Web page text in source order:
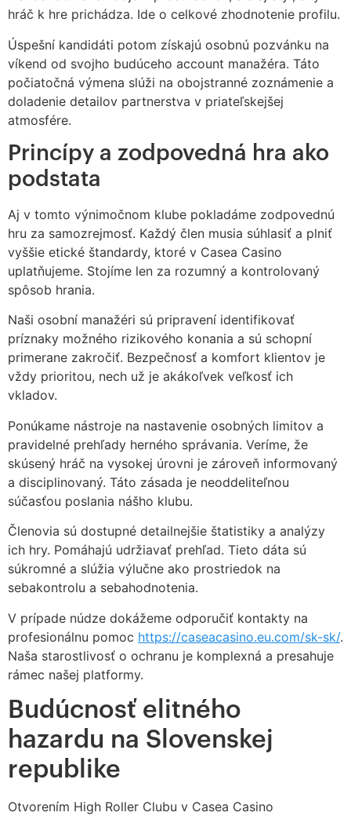
hráč k hre prichádza. Ide o celkové zhodnotenie profilu.
Úspešní kandidáti potom získajú osobnú pozvánku na
víkend od svojho budúceho account manažéra. Táto
počiatočná výmena slúži na obojstranné zoznámenie a
doladenie detailov partnerstva v priateľskejšej
atmosfére.
Princípy a zodpovedná hra ako
podstata
Aj v tomto výnimočnom klube pokladáme zodpovednú
hru za samozrejmosť. Každý člen musia súhlasiť a plniť
vyššie etické štandardy, ktoré v Casea Casino
uplatňujeme. Stojíme len za rozumný a kontrolovaný
spôsob hrania.
Naši osobní manažéri sú pripravení identifikovať
príznaky možného rizikového konania a sú schopní
primerane zakročiť. Bezpečnosť a komfort klientov je
vždy prioritou, nech už je akákoľvek veľkosť ich
vkladov.
Ponúkame nástroje na nastavenie osobných limitov a
pravidelné prehľady herného správania. Veríme, že
skúsený hráč na vysokej úrovni je zároveň informovaný
a disciplinovaný. Táto zásada je neoddeliteľnou
súčasťou poslania nášho klubu.
Členovia sú dostupné detailnejšie štatistiky a analýzy
ich hry. Pomáhajú udržiavať prehľad. Tieto dáta sú
súkromné a slúžia výlučne ako prostriedok na
sebakontrolu a sebahodnotenia.
V prípade núdze dokážeme odporučiť kontakty na
profesionálnu pomoc https://caseacasino.eu.com/sk-sk/.
Naša starostlivosť o ochranu je komplexná a presahuje
rámec našej platformy.
Budúcnosť elitného
hazardu na Slovenskej
republike
Otvorením High Roller Clubu v Casea Casino